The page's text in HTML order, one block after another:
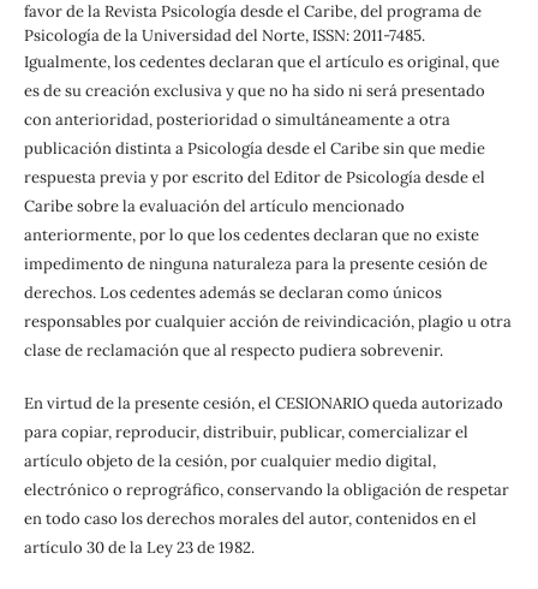
favor de la Revista Psicología desde el Caribe, del programa de
Psicología de la Universidad del Norte, ISSN: 2011-7485.
Igualmente, los cedentes declaran que el artículo es original, que
es de su creación exclusiva y que no ha sido ni será presentado
con anterioridad, posterioridad o simultáneamente a otra
publicación distinta a Psicología desde el Caribe sin que medie
respuesta previa y por escrito del Editor de Psicología desde el
Caribe sobre la evaluación del artículo mencionado
anteriormente, por lo que los cedentes declaran que no existe
impedimento de ninguna naturaleza para la presente cesión de
derechos. Los cedentes además se declaran como únicos
responsables por cualquier acción de reivindicación, plagio u otra
clase de reclamación que al respecto pudiera sobrevenir.
En virtud de la presente cesión, el CESIONARIO queda autorizado
para copiar, reproducir, distribuir, publicar, comercializar el
artículo objeto de la cesión, por cualquier medio digital,
electrónico o reprográfico, conservando la obligación de respetar
en todo caso los derechos morales del autor, contenidos en el
artículo 30 de la Ley 23 de 1982.